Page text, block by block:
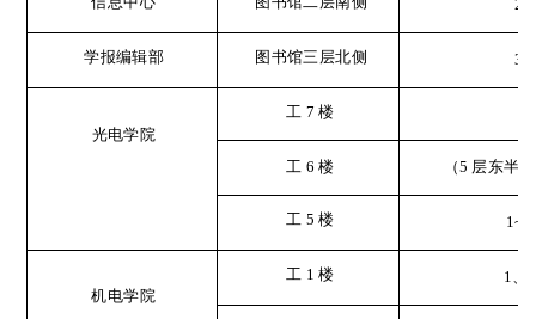
2
学报编辑部 图书馆三层北侧 3
光电学院
工 7 楼
工 6 楼 （5 层东半
工 5 楼 1~2
机电学院
工 1 楼 1、